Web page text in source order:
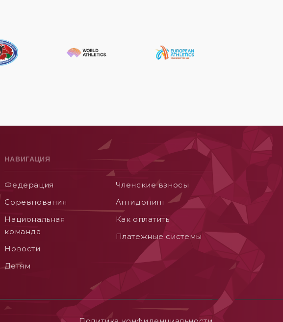
НАВИГАЦИЯ
Федерация
Соревнования
Национальная
команда
Новости
Детям
Членские взносы
Aнтидопинг
Как оплатить
Платежные системы